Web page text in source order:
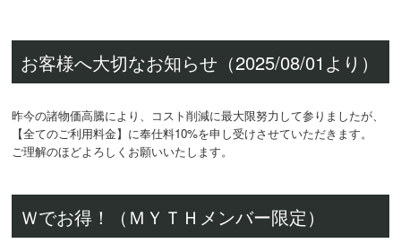
お客様へ大切なお知らせ（2025/08/01より）
昨今の諸物価高騰により、コスト削減に最大限努力して参りましたが、
【全てのご利用料金】に奉仕料10%を申し受けさせていただきます。
ご理解のほどよろしくお願いいたします。
Ｗでお得！（ＭＹＴＨメンバー限定）